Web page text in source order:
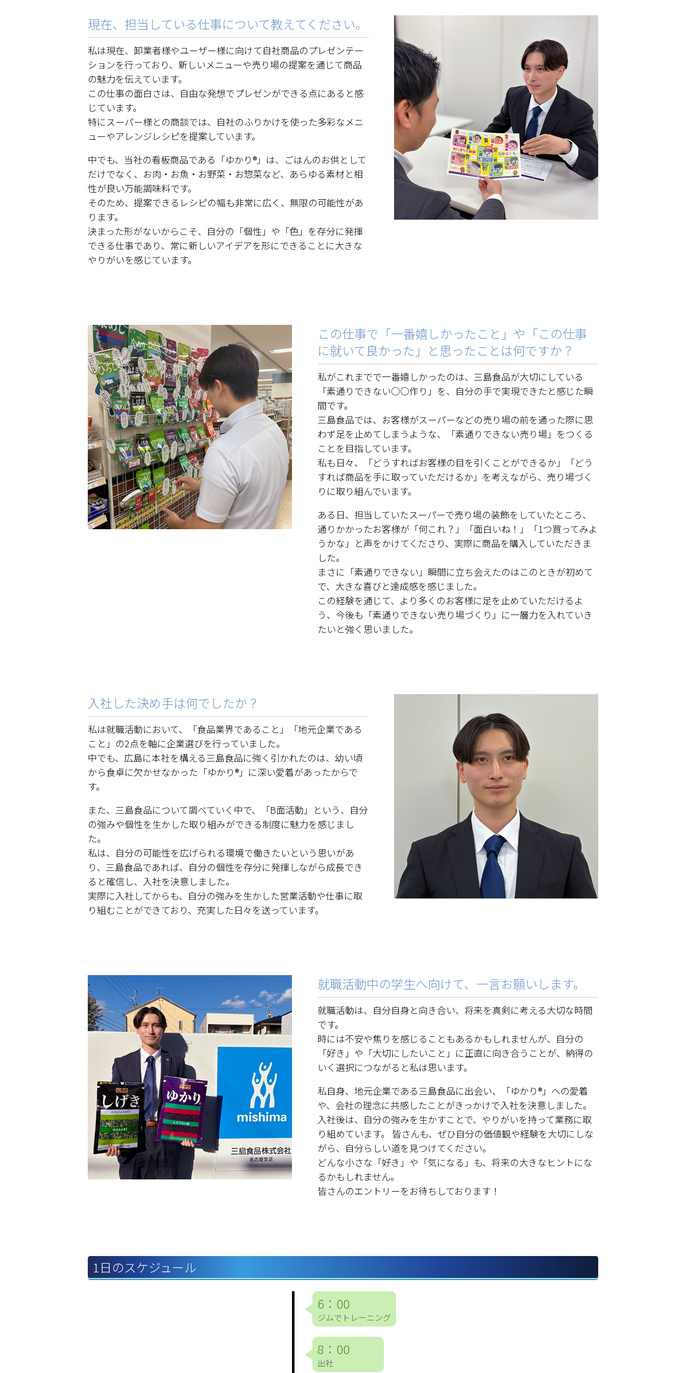
現在、担当している仕事について教えてください。
私は現在、卸業者様やユーザー様に向けて自社商品のプレゼンテー
ションを行っており、新しいメニューや売り場の提案を通じて商品
の魅力を伝えています。
この仕事の面白さは、自由な発想でプレゼンができる点にあると感
じています。
特にスーパー様との商談では、自社のふりかけを使った多彩なメニ
ューやアレンジレシピを提案しています。
中でも、当社の看板商品である「ゆかり®」は、ごはんのお供として
だけでなく、お肉・お魚・お野菜・お惣菜など、あらゆる素材と相
性が良い万能調味料です。
そのため、提案できるレシピの幅も非常に広く、無限の可能性があ
ります。
決まった形がないからこそ、自分の「個性」や「色」を存分に発揮
できる仕事であり、常に新しいアイデアを形にできることに大きな
やりがいを感じています。
この仕事で「一番嬉しかったこと」や「この仕事
に就いて良かった」と思ったことは何ですか？
私がこれまでで一番嬉しかったのは、三島食品が大切にしている
「素通りできない○○作り」を、自分の手で実現できたと感じた瞬
間です。
三島食品では、お客様がスーパーなどの売り場の前を通った際に思
わず足を止めてしまうような、「素通りできない売り場」をつくる
ことを目指しています。
私も日々、「どうすればお客様の目を引くことができるか」「どう
すれば商品を手に取っていただけるか」を考えながら、売り場づく
りに取り組んでいます。
ある日、担当していたスーパーで売り場の装飾をしていたところ、
通りかかったお客様が「何これ？」「面白いね！」「1つ買ってみよ
うかな」と声をかけてくださり、実際に商品を購入していただきま
した。
まさに「素通りできない」瞬間に立ち会えたのはこのときが初めて
で、大きな喜びと達成感を感じました。
この経験を通じて、より多くのお客様に足を止めていただけるよ
う、今後も「素通りできない売り場づくり」に一層力を入れていき
たいと強く思いました。
入社した決め手は何でしたか？
私は就職活動において、「食品業界であること」「地元企業である
こと」の2点を軸に企業選びを行っていました。
中でも、広島に本社を構える三島食品に強く引かれたのは、幼い頃
から食卓に欠かせなかった「ゆかり®」に深い愛着があったからで
す。
また、三島食品について調べていく中で、「B面活動」という、自分
の強みや個性を生かした取り組みができる制度に魅力を感じまし
た。
私は、自分の可能性を広げられる環境で働きたいという思いがあ
り、三島食品であれば、自分の個性を存分に発揮しながら成長でき
ると確信し、入社を決意しました。
実際に入社してからも、自分の強みを生かした営業活動や仕事に取
り組むことができており、充実した日々を送っています。
就職活動中の学生へ向けて、一言お願いします。
就職活動は、自分自身と向き合い、将来を真剣に考える大切な時間
です。
時には不安や焦りを感じることもあるかもしれませんが、自分の
「好き」や「大切にしたいこと」に正直に向き合うことが、納得の
いく選択につながると私は思います。
私自身、地元企業である三島食品に出会い、「ゆかり®」への愛着
や、会社の理念に共感したことがきっかけで入社を決意しました。
入社後は、自分の強みを生かすことで、やりがいを持って業務に取
り組めています。 皆さんも、ぜひ自分の価値観や経験を大切にしな
がら、自分らしい道を見つけてください。
どんな小さな「好き」や「気になる」も、将来の大きなヒントにな
るかもしれません。
皆さんのエントリーをお待ちしております！
1日のスケジュール
6：00
ジムでトレーニング
8：00
出社